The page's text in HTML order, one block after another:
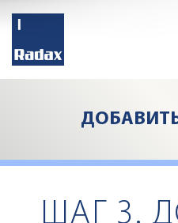
Конфигуратор
ШАГ 3.